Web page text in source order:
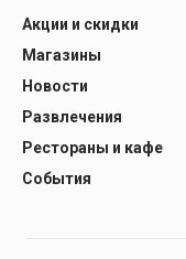
Акции и скидки
Магазины
Новости
Развлечения
Рестораны и кафе
События